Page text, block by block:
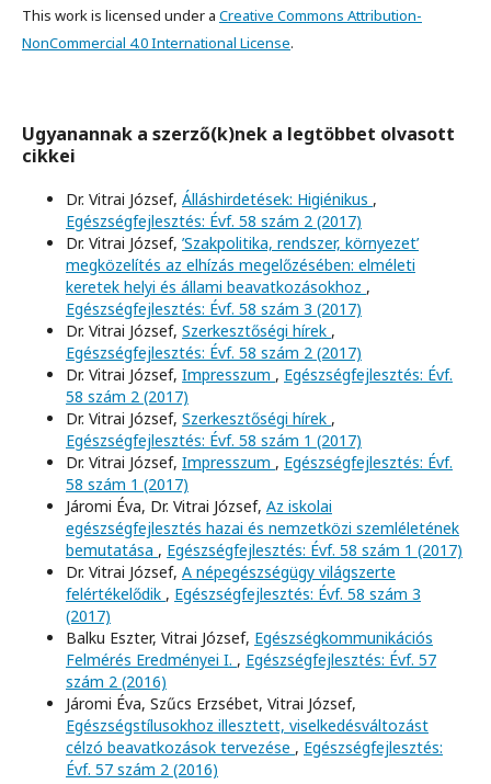
This work is licensed under a Creative Commons Attribution-
NonCommercial 4.0 International License.
Ugyanannak a szerző(k)nek a legtöbbet olvasott
cikkei
Dr. Vitrai József, Álláshirdetések: Higiénikus ,
Egészségfejlesztés: Évf. 58 szám 2 (2017)
Dr. Vitrai József, ’Szakpolitika, rendszer, környezet’
megközelítés az elhízás megelőzésében: elméleti
keretek helyi és állami beavatkozásokhoz ,
Egészségfejlesztés: Évf. 58 szám 3 (2017)
Dr. Vitrai József, Szerkesztőségi hírek ,
Egészségfejlesztés: Évf. 58 szám 2 (2017)
Dr. Vitrai József, Impresszum , Egészségfejlesztés: Évf.
58 szám 2 (2017)
Dr. Vitrai József, Szerkesztőségi hírek ,
Egészségfejlesztés: Évf. 58 szám 1 (2017)
Dr. Vitrai József, Impresszum , Egészségfejlesztés: Évf.
58 szám 1 (2017)
Járomi Éva, Dr. Vitrai József, Az iskolai
egészségfejlesztés hazai és nemzetközi szemléletének
bemutatása , Egészségfejlesztés: Évf. 58 szám 1 (2017)
Dr. Vitrai József, A népegészségügy világszerte
felértékelődik , Egészségfejlesztés: Évf. 58 szám 3
(2017)
Balku Eszter, Vitrai József, Egészségkommunikációs
Felmérés Eredményei I. , Egészségfejlesztés: Évf. 57
szám 2 (2016)
Járomi Éva, Szűcs Erzsébet, Vitrai József,
Egészségstílusokhoz illesztett, viselkedésváltozást
célzó beavatkozások tervezése , Egészségfejlesztés:
Évf. 57 szám 2 (2016)